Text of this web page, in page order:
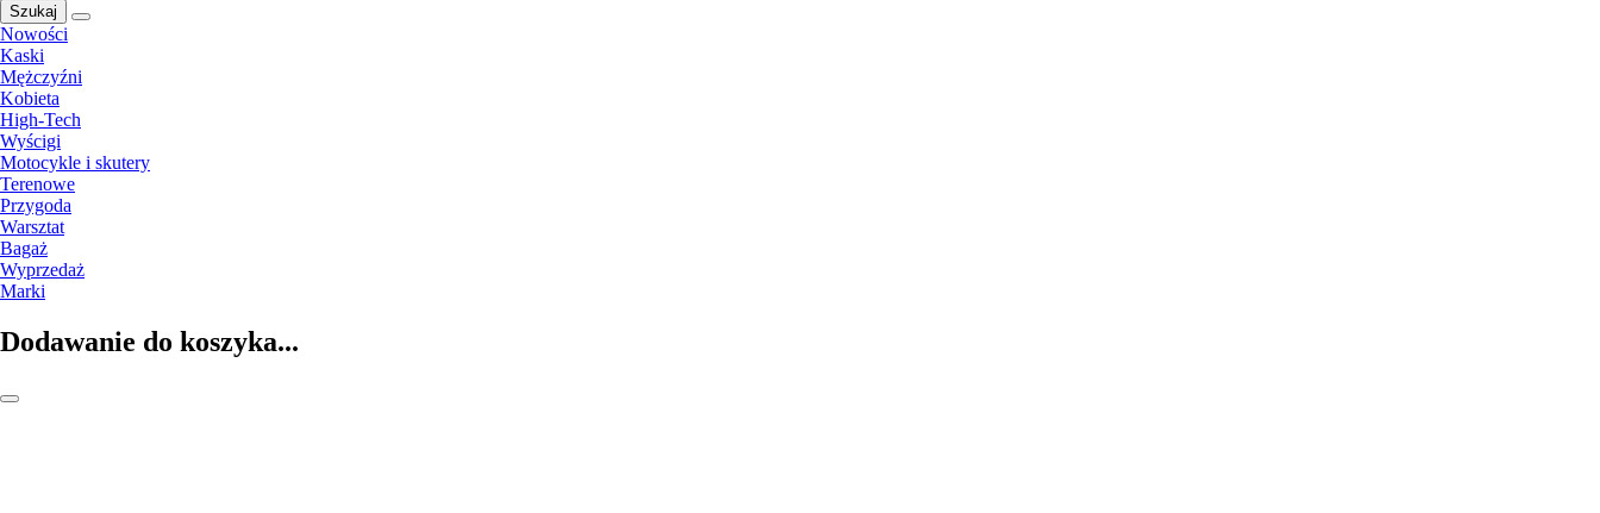
Szukaj
Nowości
Kaski
Mężczyźni
Kobieta
High-Tech
Wyścigi
Motocykle i skutery
Terenowe
Przygoda
Warsztat
Bagaż
Wyprzedaż
Marki
Dodawanie do koszyka...